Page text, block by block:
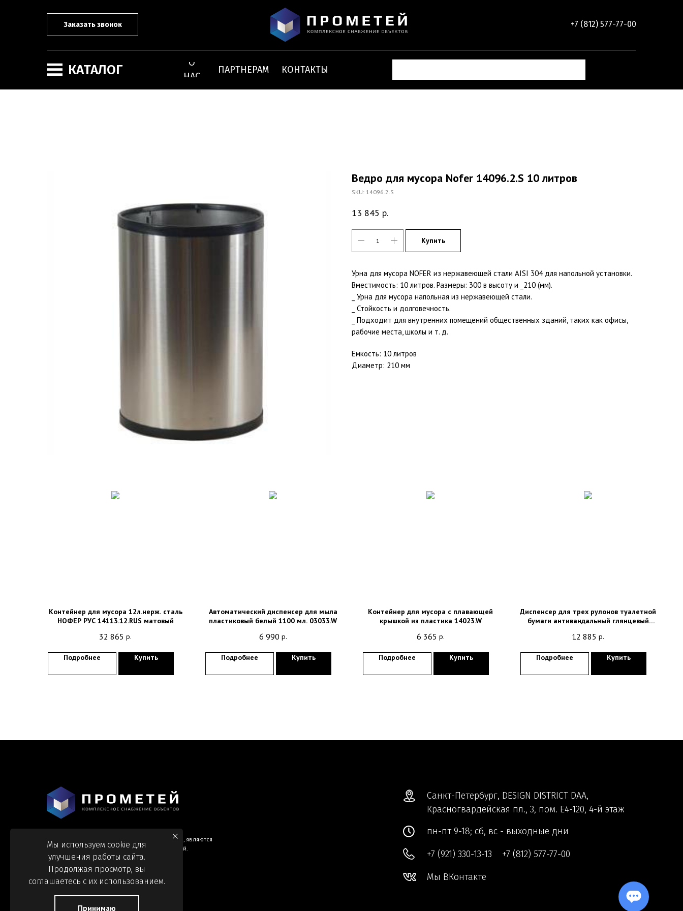
Заказать звонок +7 (812) 577-77-00
КАТАЛОГ
О
НАС
ПАРТНЕРАМ КОНТАКТЫ
Ведро для мусора Nofer 14096.2.S 10 литров
SKU: 14096.2.S
13 845 р.
Купить
Урна для мусора NOFER из нержавеющей стали AISI 304 для напольной установки.
Вместимость: 10 литров. Размеры: 300 в высоту и _210 (мм).
_ Урна для мусора напольная из нержавеющей стали.
_ Стойкость и долговечность.
_ Подходит для внутренних помещений общественных зданий, таких как офисы,
рабочие места, школы и т. д.
Емкость: 10 литров
Диаметр: 210 мм
Контейнер для мусора 12л.нерж. сталь
НОФЕР РУС 14113.12.RUS матовый
32 865 р.
Подробнее Купить
Автоматический диспенсер для мыла
пластиковый белый 1100 мл. 03033.W
6 990 р.
Подробнее Купить
Контейнер для мусора с плавающей
крышкой из пластика 14023.W
6 365 р.
Подробнее Купить
Диспенсер для трех рулонов туалетной
бумаги антивандальный глянцевый
12 885 р.
Подробнее Купить
Информация и цены, представленные на сайте, являются
справочными и не являются публичной офертой.
Санкт-Петербург, DESIGN DISTRICT DAA,
Красногвардейская пл., 3, пом. Е4-120, 4-й этаж
пн-пт 9-18; сб, вс - выходные дни
+7 (921) 330-13-13 +7 (812) 577-77-00
Мы ВКонтакте
Мы используем cookie для
улучшения работы сайта.
Продолжая просмотр, вы
соглашаетесь с их использованием.
Принимаю